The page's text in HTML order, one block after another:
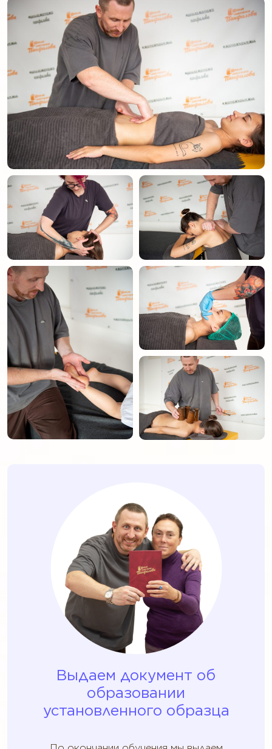
Выдаем документ об
образовании
установленного образца